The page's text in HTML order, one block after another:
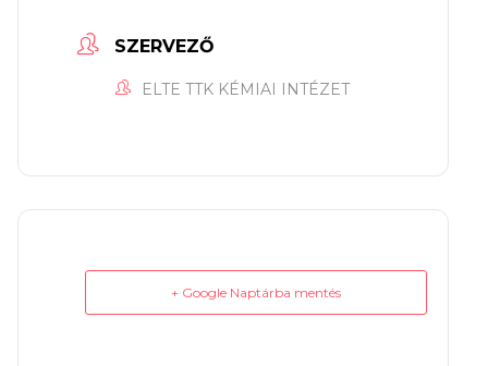
SZERVEZŐ
ELTE TTK KÉMIAI INTÉZET
+ Google Naptárba mentés